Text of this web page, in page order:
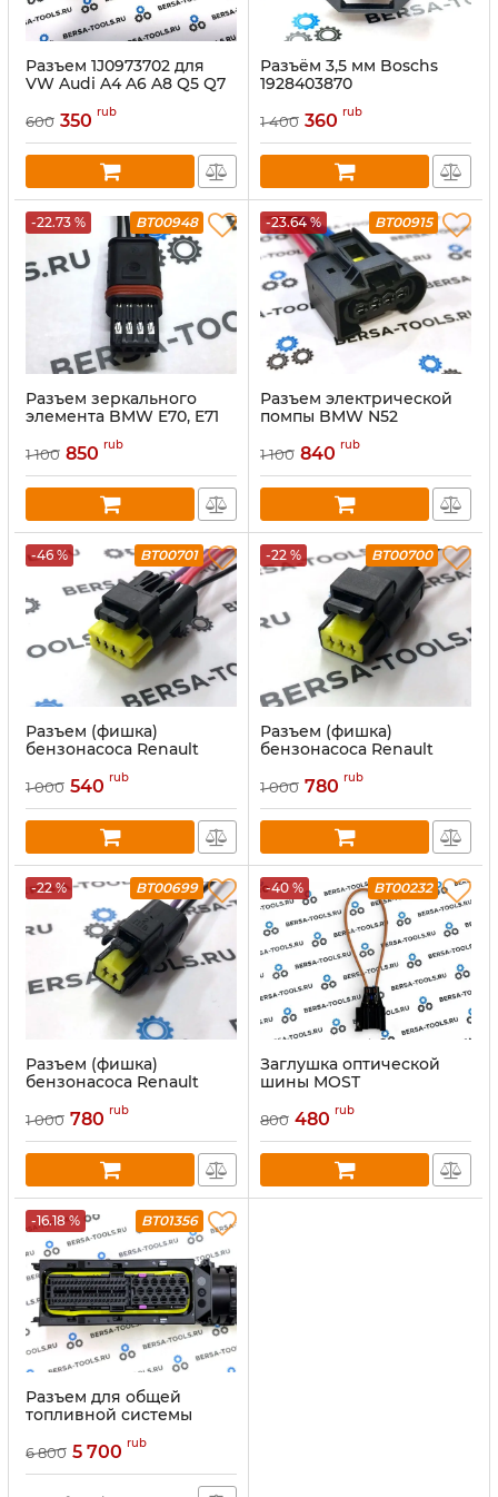
Разъем 1J0973702 для
VW Audi A4 A6 A8 Q5 Q7
600 350 rub
Разъём 3,5 мм Boschs
1928403870
1 400 360 rub
-22.73 % BT00948
Разъем зеркального
элемента BMW E70, E71
1 100 850 rub
-23.64 % BT00915
Разъем электрической
помпы BMW N52
1 100 840 rub
-46 % BT00701
Разъем (фишка)
бензонасоса Renault
1 000 540 rub
-22 % BT00700
Разъем (фишка)
бензонасоса Renault
1 000 780 rub
-22 % BT00699
Разъем (фишка)
бензонасоса Renault
1 000 780 rub
-40 % BT00232
Заглушка оптической
шины MOST
800 480 rub
-16.18 % BT01356
Разъем для общей
топливной системы
автомобильной платы
6 800 5 700 rub